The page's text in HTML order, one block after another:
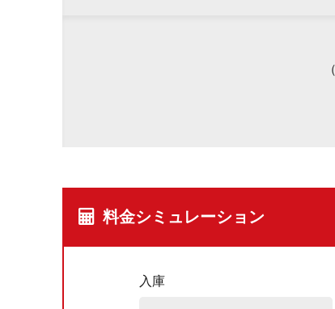
料金シミュレーション
入庫